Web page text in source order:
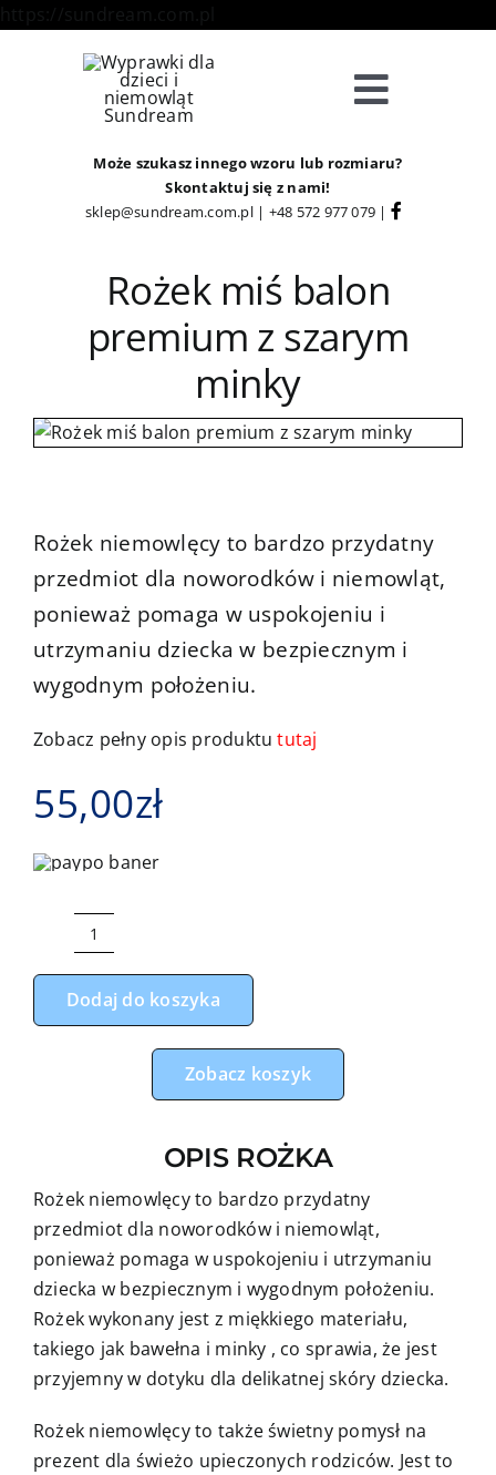
Toggle
Sklep
Strefa Klienta
O Nas
Może szukasz innego wzoru lub rozmiaru?
Skontaktuj się z nami!
sklep@sundream.com.pl| +48 572 977 079 |
Rożek miś balon
premium z szarym
minky
Rożek niemowlęcy to bardzo przydatny
przedmiot dla noworodków i niemowląt,
ponieważ pomaga w uspokojeniu i
utrzymaniu dziecka w bezpiecznym i
wygodnym położeniu.
Zobacz pełny opis produktututaj
55,00zł
ilość
Rożek
miś
Dodaj do koszyka
Zobacz koszyk
OPIS ROŻKA
Rożek niemowlęcy to bardzo przydatny
przedmiot dla noworodków i niemowląt,
ponieważ pomaga w uspokojeniu i utrzymaniu
dziecka w bezpiecznym i wygodnym położeniu.
Rożek wykonany jest z miękkiego materiału,
takiego jak bawełna i minky , co sprawia, że jest
przyjemny w dotyku dla delikatnej skóry dziecka.
Rożek niemowlęcy to także świetny pomysł na
prezent dla świeżo upieczonych rodziców. Jest to